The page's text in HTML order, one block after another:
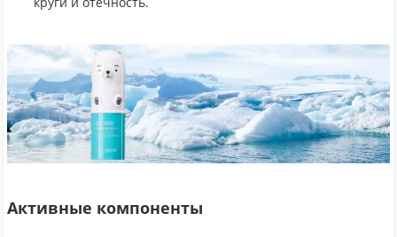
Активные компоненты